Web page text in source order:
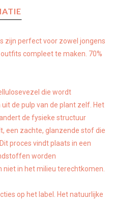
zijn perfect voor zowel jongens
compleet te maken. 70%
die wordt
de pulp van de plant zelf. Het
de fysieke structuur
een zachte, glanzende stof die
proces vindt plaats in een
worden
in het milieu terechtkomen.
op het label. Het natuurlijke